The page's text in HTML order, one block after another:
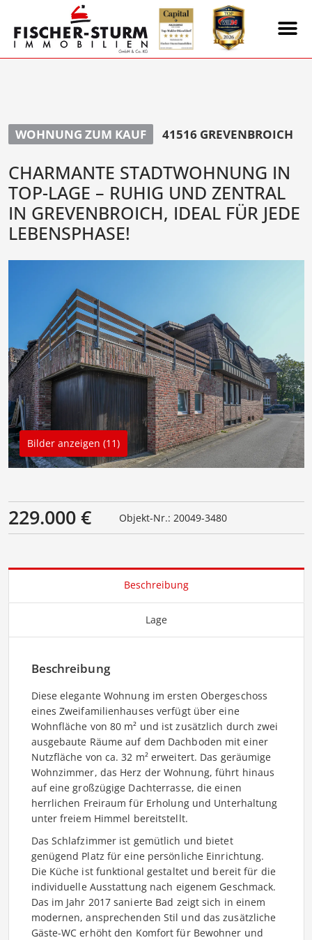
WOHNUNG ZUM KAUF 41516 GREVENBROICH
CHARMANTE STADTWOHNUNG IN
TOP-LAGE – RUHIG UND ZENTRAL
IN GREVENBROICH, IDEAL FÜR JEDE
LEBENSPHASE!
Bilder anzeigen (11)
229.000 € Objekt-Nr.: 20049-3480
Beschreibung
Lage
Beschreibung
Diese elegante Wohnung im ersten Obergeschoss
eines Zweifamilienhauses verfügt über eine
Wohnfläche von 80 m² und ist zusätzlich durch zwei
ausgebaute Räume auf dem Dachboden mit einer
Nutzfläche von ca. 32 m² erweitert. Das geräumige
Wohnzimmer, das Herz der Wohnung, führt hinaus
auf eine großzügige Dachterrasse, die einen
herrlichen Freiraum für Erholung und Unterhaltung
unter freiem Himmel bereitstellt.
Das Schlafzimmer ist gemütlich und bietet
genügend Platz für eine persönliche Einrichtung.
Die Küche ist funktional gestaltet und bereit für die
individuelle Ausstattung nach eigenem Geschmack.
Das im Jahr 2017 sanierte Bad zeigt sich in einem
modernen, ansprechenden Stil und das zusätzliche
Gäste-WC erhöht den Komfort für Bewohner und